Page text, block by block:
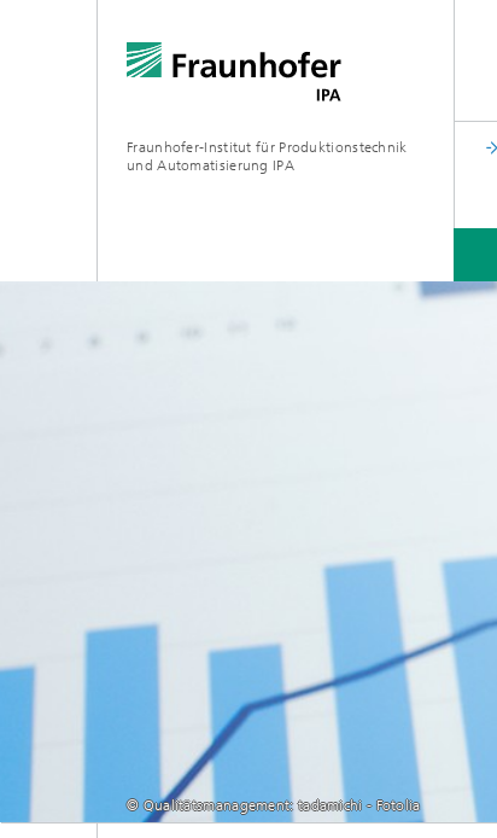
Fraunhofer-Institut für Produktionstechnik
und Automatisierung IPA
© Qualitätsmanagement: tadamichi - Fotolia